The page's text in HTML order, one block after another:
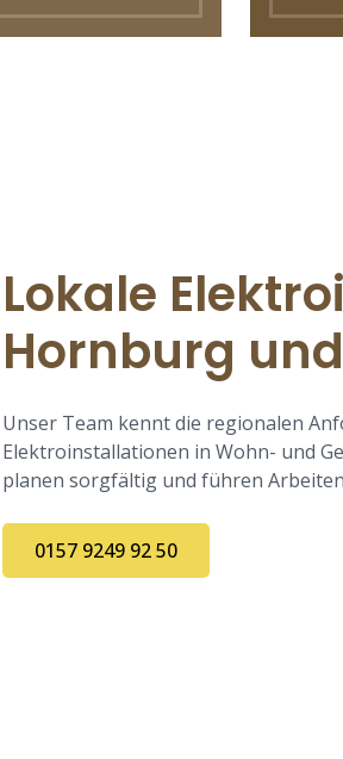
Lokale
Hornburg
Unser Team kennt die regionalen
Elektroinstallationen in Wohn- und
planen sorgfältig und führen
0157 9249 92 50